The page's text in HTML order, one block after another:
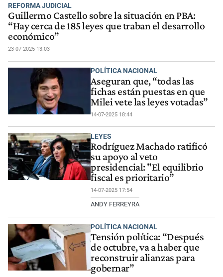
REFORMA JUDICIAL
Guillermo Castello sobre la situación en PBA:
“Hay cerca de 185 leyes que traban el desarrollo
económico”
23-07-2025 13:03
POLÍTICA NACIONAL
Aseguran que, “todas las
fichas están puestas en que
Milei vete las leyes votadas”
14-07-2025 18:44
LEYES
Rodríguez Machado ratificó
su apoyo al veto
presidencial: "El equilibrio
fiscal es prioritario”
14-07-2025 17:54
ANDY FERREYRA
POLÍTICA NACIONAL
Tensión política: “Después
de octubre, va a haber que
reconstruir alianzas para
gobernar”